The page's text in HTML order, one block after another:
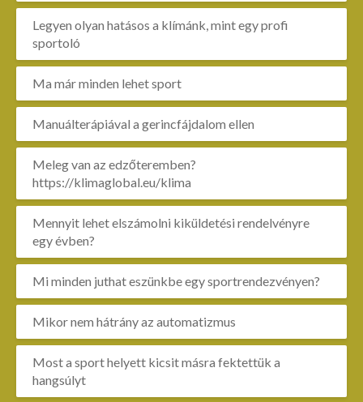
Legyen olyan hatásos a klímánk, mint egy profi
sportoló
Ma már minden lehet sport
Manuálterápiával a gerincfájdalom ellen
Meleg van az edzőteremben?
https://klimaglobal.eu/klima
Mennyit lehet elszámolni kiküldetési rendelvényre
egy évben?
Mi minden juthat eszünkbe egy sportrendezvényen?
Mikor nem hátrány az automatizmus
Most a sport helyett kicsit másra fektettük a
hangsúlyt